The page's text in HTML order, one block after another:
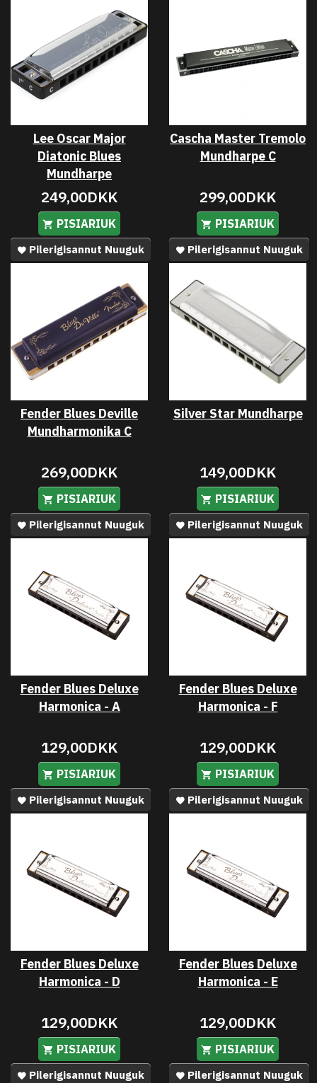
Lee Oscar Major
Diatonic Blues
Mundharpe
249,00DKK
PISIARIUK
Pilerigisannut Nuuguk
Cascha Master Tremolo
Mundharpe C
299,00DKK
PISIARIUK
Pilerigisannut Nuuguk
Fender Blues Deville
Mundharmonika C
269,00DKK
PISIARIUK
Pilerigisannut Nuuguk
Silver Star Mundharpe
149,00DKK
PISIARIUK
Pilerigisannut Nuuguk
Fender Blues Deluxe
Harmonica - A
129,00DKK
PISIARIUK
Pilerigisannut Nuuguk
Fender Blues Deluxe
Harmonica - F
129,00DKK
PISIARIUK
Pilerigisannut Nuuguk
Fender Blues Deluxe
Harmonica - D
129,00DKK
PISIARIUK
Pilerigisannut Nuuguk
Fender Blues Deluxe
Harmonica - E
129,00DKK
PISIARIUK
Pilerigisannut Nuuguk